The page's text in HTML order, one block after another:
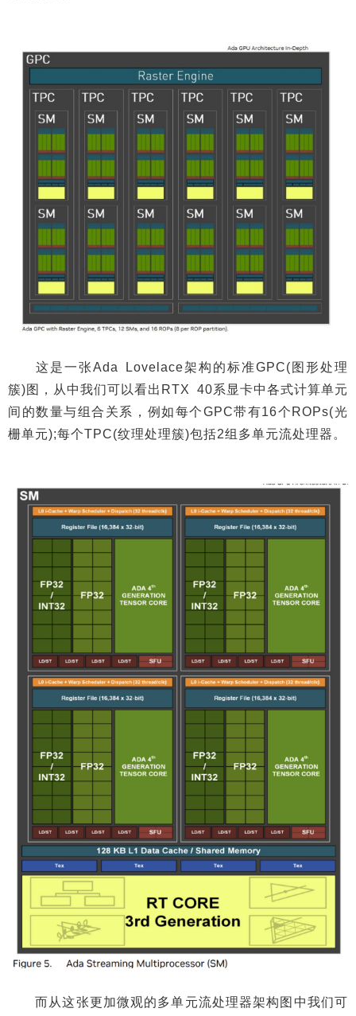
这是一张Ada Lovelace架构的标准GPC(图形处理
簇)图，从中我们可以看出RTX 40系显卡中各式计算单元
间的数量与组合关系，例如每个GPC带有16个ROPs(光
栅单元);每个TPC(纹理处理簇)包括2组多单元流处理器。
而从这张更加微观的多单元流处理器架构图中我们可